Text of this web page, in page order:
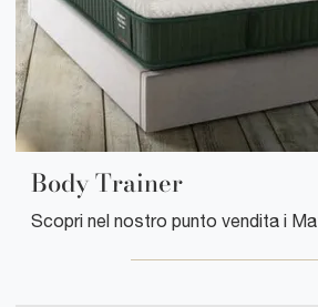
Body Trainer